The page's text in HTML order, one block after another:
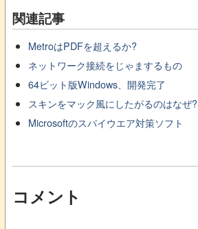
関連記事
MetroはPDFを超えるか?
ネットワーク接続をじゃまするもの
64ビット版Windows、開発完了
スキンをマック風にしたがるのはなぜ?
Microsoftのスパイウエア対策ソフト
コメント